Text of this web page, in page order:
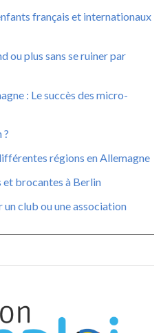
français et internationaux
ou plus sans se ruiner par
: Le succès des micro-
?
régions en Allemagne
et brocantes à Berlin
club ou une association